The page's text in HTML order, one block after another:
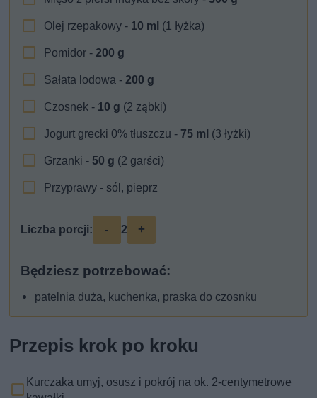
Olej rzepakowy - 10 ml (1 łyżka)
Pomidor -200 g
Sałata lodowa -200 g
Czosnek - 10 g (2 ząbki)
Jogurt grecki 0% tłuszczu - 75 ml (3 łyżki)
Grzanki - 50 g (2 garści)
Przyprawy - sól, pieprz
Liczba porcji: - 2 +
Będziesz potrzebować:
patelnia duża, kuchenka, praska do czosnku
Przepis krok po kroku
Kurczaka umyj, osusz i pokrój na ok. 2-centymetrowe